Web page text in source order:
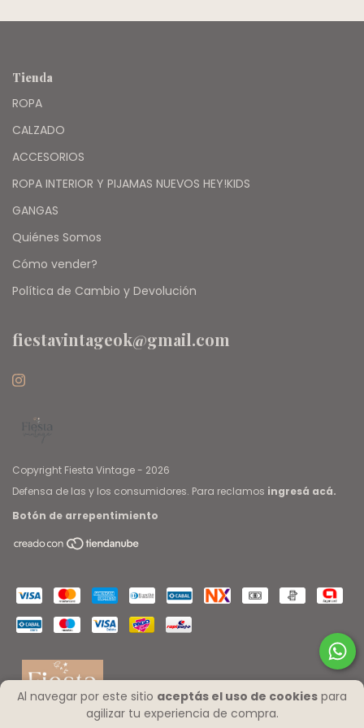
Al navegar por este sitio aceptás el uso de cookies para
agilizar tu experiencia de compra.
Tienda
ROPA
CALZADO
ACCESORIOS
ROPA INTERIOR Y PIJAMAS NUEVOS HEY!KIDS
GANGAS
Quiénes Somos
Cómo vender?
Política de Cambio y Devolución
fiestavintageok@gmail.com
Copyright Fiesta Vintage - 2026
Defensa de las y los consumidores. Para reclamos ingresá acá.
Botón de arrepentimiento